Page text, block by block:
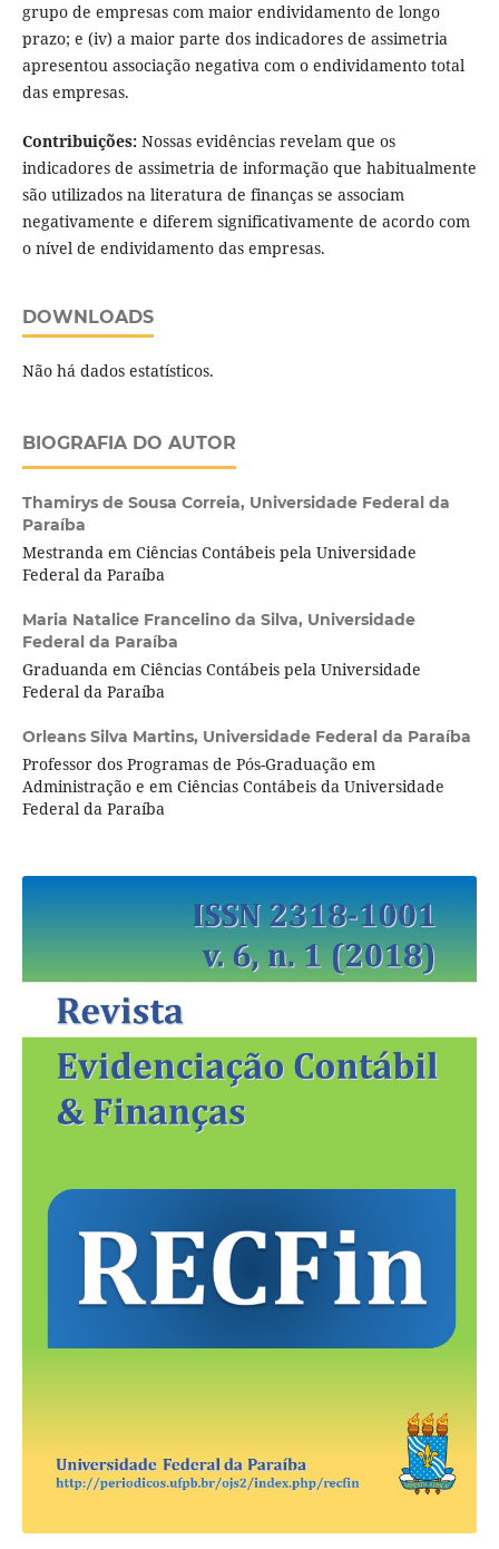
grupo de empresas com maior endividamento de longo
prazo; e (iv) a maior parte dos indicadores de assimetria
apresentou associação negativa com o endividamento total
das empresas.
Contribuições: Nossas evidências revelam que os
indicadores de assimetria de informação que habitualmente
são utilizados na literatura de finanças se associam
negativamente e diferem significativamente de acordo com
o nível de endividamento das empresas.
DOWNLOADS
Não há dados estatísticos.
BIOGRAFIA DO AUTOR
Thamirys de Sousa Correia, Universidade Federal da
Paraíba
Mestranda em Ciências Contábeis pela Universidade
Federal da Paraíba
Maria Natalice Francelino da Silva, Universidade
Federal da Paraíba
Graduanda em Ciências Contábeis pela Universidade
Federal da Paraíba
Orleans Silva Martins, Universidade Federal da Paraíba
Professor dos Programas de Pós-Graduação em
Administração e em Ciências Contábeis da Universidade
Federal da Paraíba